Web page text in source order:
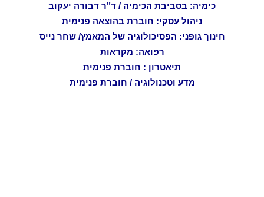
כימיה: בסביבת הכימיה / ד"ר דבורה יעקוב
ניהול עסקי: חוברת בהוצאה פנימית
חינוך גופני: הפסיכולוגיה של המאמץ/ שחר נייס
רפואה: מקראות
תיאטרון : חוברת פנימית
מדע וטכנולוגיה / חוברת פנימית